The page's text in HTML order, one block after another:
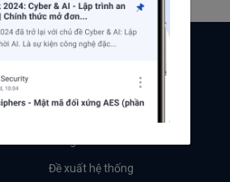
Đề xuất hệ thống